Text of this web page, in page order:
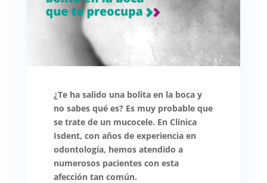
¿Te ha salido una bolita en la boca y
no sabes qué es? Es muy probable que
se trate de un mucocele. En Clínica
Isdent, con años de experiencia en
odontología, hemos atendido a
numerosos pacientes con esta
afección tan común.